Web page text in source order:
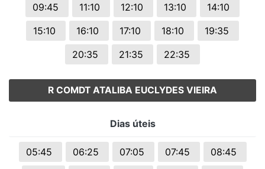
09:45
11:10 12:10 13:10
14:10
15:10
16:10 17:10 18:10
19:35
20:35
21:35 22:35
R COMDT ATALIBA EUCLYDES VIEIRA
Dias úteis
05:45 06:25 07:05 07:45
08:45